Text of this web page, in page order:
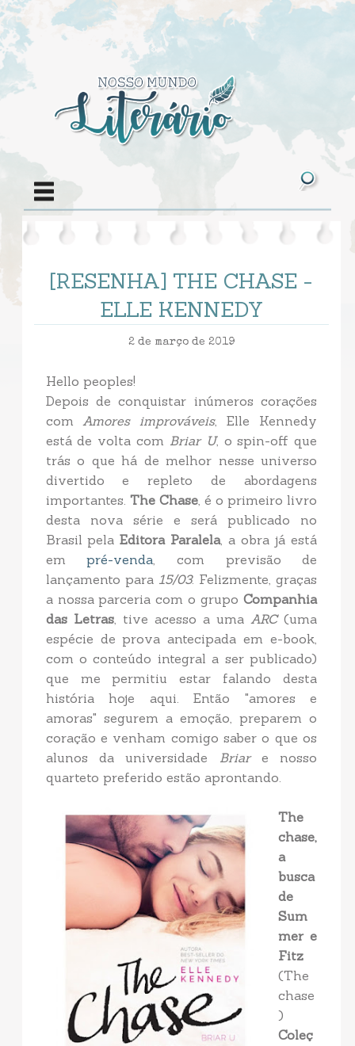
[RESENHA] THE CHASE -
ELLE KENNEDY
2 de março de 2019
Hello peoples!
Depois de conquistar inúmeros corações
comAmores improváveis, Elle Kennedy
está de volta com Briar U, o spin-off que
trás o que há de melhor nesse universo
divertido e repleto de abordagens
importantes. The Chase, é o primeiro livro
desta nova série e será publicado no
Brasil pelaEditora Paralela, a obra já está
empré-venda, com previsão de
lançamento para 15/03. Felizmente, graças
a nossa parceria com o grupoCompanhia
das Letras, tive acesso a umaARC(uma
espécie de prova antecipada em e-book,
com o conteúdo integral a ser publicado)
que me permitiu estar falando desta
história hoje aqui. Então "amores e
amoras" segurem a emoção, preparem o
coração e venham comigo saber o que os
alunos da universidade Briar e nosso
quarteto preferido estão aprontando.
The
chase,
a
busca
de
Sum
mer e
Fitz
(The
chase
)
Coleç